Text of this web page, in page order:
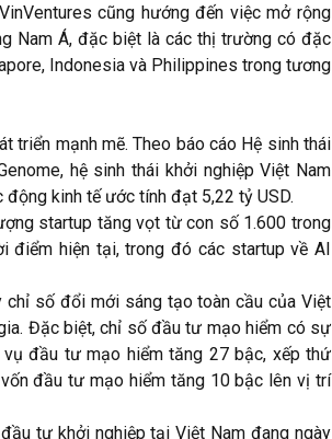
cũng hướng đến việc mở rộng
Nam Á, đặc biệt là các thị trường có đặc
Indonesia và Philippines trong tương
triển mạnh mẽ. Theo báo cáo Hệ sinh thái
hệ sinh thái khởi nghiệp Việt Nam
kinh tế ước tính đạt 5,22 tỷ USD.
startup tăng vọt từ con số 1.600 trong
điểm hiện tại, trong đó các startup về AI
chỉ số đổi mới sáng tạo toàn cầu của Việt
Đặc biệt, chỉ số đầu tư mạo hiểm có sự
đầu tư mạo hiểm tăng 27 bậc, xếp thứ
đầu tư mạo hiểm tăng 10 bậc lên vị trí
tư khởi nghiệp tại Việt Nam đang ngày